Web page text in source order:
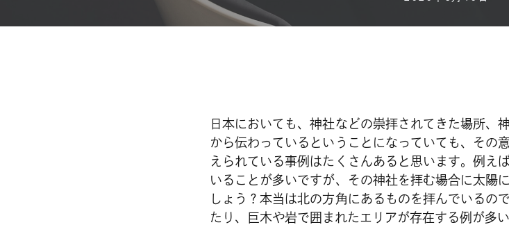
日本においても、神社などの崇拝されてきた場所
から伝わっているということになっていても、その
えられている事例はたくさんあると思います。例え
いることが多いですが、その神社を拝む場合に太陽
しょう？本当は北の方角にあるものを拝んでいるの
たり、巨木や岩で囲まれたエリアが存在する例が多